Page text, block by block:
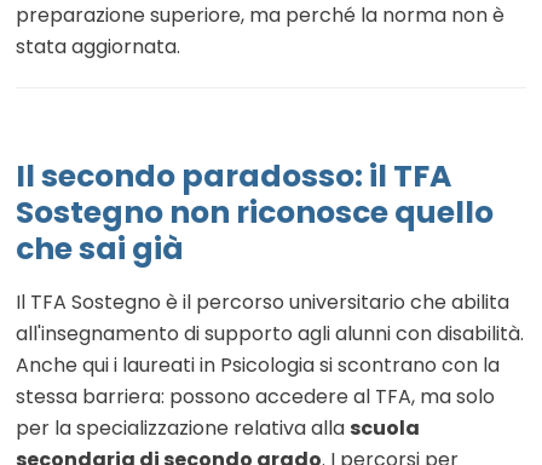
preparazione superiore, ma perché la norma non è
stata aggiornata.
Il secondo paradosso: il TFA
Sostegno non riconosce quello
che sai già
Il TFA Sostegno è il percorso universitario che abilita
all'insegnamento di supporto agli alunni con disabilità.
Anche qui i laureati in Psicologia si scontrano con la
stessa barriera: possono accedere al TFA, ma solo
per la specializzazione relativa alla scuola